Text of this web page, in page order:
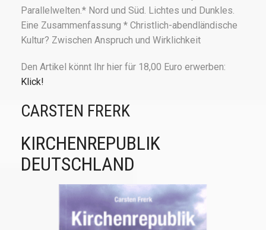
Parallelwelten.* Nord und Süd. Lichtes und Dunkles.
Eine Zusammenfassung * Christlich-abendländische
Kultur? Zwischen Anspruch und Wirklichkeit
Den Artikel könnt Ihr hier für 18,00 Euro erwerben:
Klick!
CARSTEN FRERK
KIRCHENREPUBLIK
DEUTSCHLAND